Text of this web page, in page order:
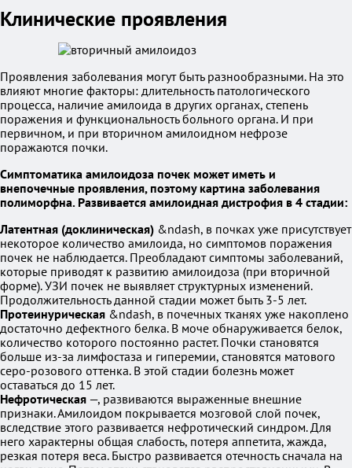
Клинические проявления
Проявления заболевания могут быть разнообразными. На это
влияют многие факторы: длительность патологического
процесса, наличие амилоида в других органах, степень
поражения и функциональность больного органа. И при
первичном, и при вторичном амилоидном нефрозе
поражаются почки.
Симптоматика амилоидоза почек может иметь и
внепочечные проявления, поэтому картина заболевания
полиморфна. Развивается амилоидная дистрофия в 4 стадии:
Латентная (доклиническая) &ndash, в почках уже присутствует
некоторое количество амилоида, но симптомов поражения
почек не наблюдается. Преобладают симптомы заболеваний,
которые приводят к развитию амилоидоза (при вторичной
форме). УЗИ почек не выявляет структурных изменений.
Продолжительность данной стадии может быть 3-5 лет.
Протеинурическая &ndash, в почечных тканях уже накоплено
достаточно дефектного белка. В моче обнаруживается белок,
количество которого постоянно растет. Почки становятся
больше из-за лимфостаза и гиперемии, становятся матового
серо-розового оттенка. В этой стадии болезнь может
оставаться до 15 лет.
Нефротическая —, развиваются выраженные внешние
признаки. Амилоидом покрывается мозговой слой почек,
вследствие этого развивается нефротический синдром. Для
него характерны общая слабость, потеря аппетита, жажда,
резкая потеря веса. Быстро развивается отечность сначала на